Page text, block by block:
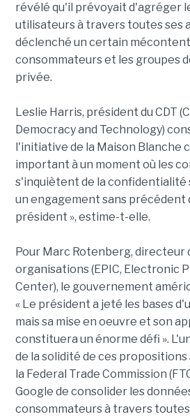
révélé qu'il prévoyait d'agréger
utilisateurs à travers toutes ses
déclenché un certain
consommateurs et les groupes
privée.
Leslie Harris, président du CDT
Democracy and Technology)
l'initiative de la Maison Blanche
important à un moment où les
s'inquiètent de la confidentialité
un engagement sans précédent
président », estime-t-elle.
Pour Marc Rotenberg, directeur
organisations (EPIC, Electronic
Center), le gouvernement
« Le président a jeté les bases
mais sa mise en oeuvre et son
constituera un énorme défi ».
de la solidité de ces propositions
la Federal Trade Commission
Google de consolider les
consommateurs à travers